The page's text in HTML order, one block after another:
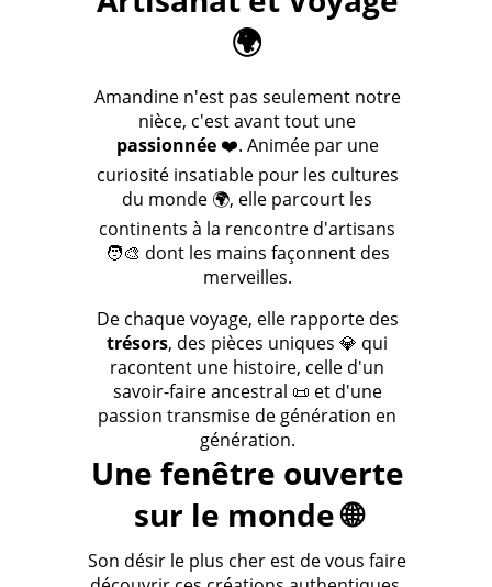
🌍
Amandine n'est pas seulement notre
nièce, c'est avant tout une
passionnée❤️. Animée par une
curiosité insatiable pour les cultures
du monde 🌍, elle parcourt les
continents à la rencontre d'artisans
🧑‍🎨 dont les mains façonnent des
merveilles.
De chaque voyage, elle rapporte des
trésors, des pièces uniques 💎 qui
racontent une histoire, celle d'un
savoir-faire ancestral 📜 et d'une
passion transmise de génération en
génération.
Une fenêtre ouverte
sur le monde 🌐
Son désir le plus cher est de vous faire